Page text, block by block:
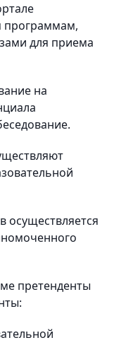
для приема
на
осуществляется
претенденты